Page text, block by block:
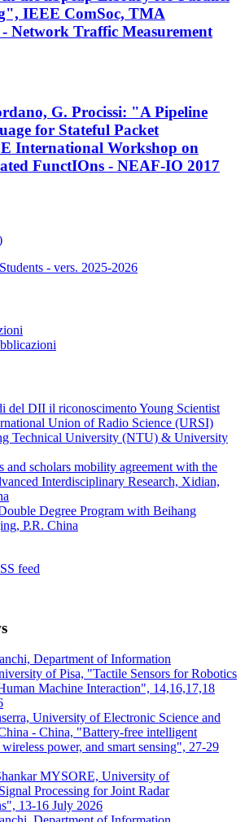
IEEE ComSoc, TMA
- Network Traffic Measurement
G. Procissi: "A Pipeline
for Stateful Packet
International Workshop on
FunctIOns - NEAF-IO 2017
- vers. 2025-2026
del DII il riconoscimento Young Scientist
Union of Radio Science (URSI)
Technical University (NTU) & University
and scholars mobility agreement with the
Interdisciplinary Research, Xidian,
Degree Program with Beihang
P.R. China
feed
Department of Information
of Pisa, "Tactile Sensors for Robotics
Machine Interaction", 14,16,17,18
University of Electronic Science and
- China, "Battery-free intelligent
power, and smart sensing", 27-29
MYSORE, University of
Processing for Joint Radar
13-16 July 2026